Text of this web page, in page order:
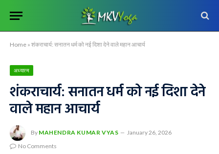
Home » शंकराचार्य: सनातन धर्म को नई दिशा देने वाले महान आचार्य
अध्यात्म
शंकराचार्य: सनातन धर्म को नई दिशा देने
वाले महान आचार्य
By MAHENDRA KUMAR VYAS
January 26, 2026
No Comments